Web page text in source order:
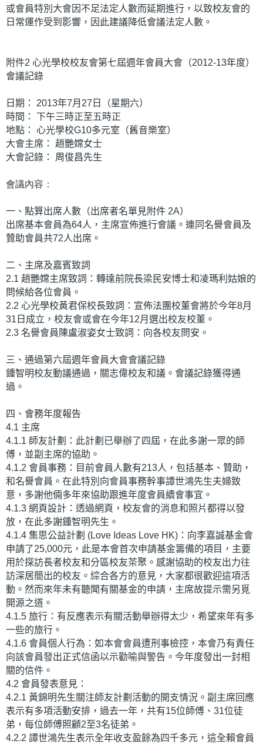
或會員特別大會因不足法定人數而延期進行，以致校友會的
日常運作受到影響，因此建議降低會議法定人數。
附件2 心光學校校友會第七屆週年會員大會（2012-13年度）
會議記錄
日期： 2013年7月27日（星期六）
時間： 下午三時正至五時正
地點： 心光學校G10多元室（舊音樂室）
大會主席： 趙艷嫦女士
大會記錄： 周俊昌先生
會議內容：
一、點算出席人數（出席者名單見附件 2A）
出席基本會員為64人，主席宣佈進行會議。連同名譽會員及
贊助會員共72人出席。
二、主席及嘉賓致詞
2.1 趙艷嫦主席致詞：轉達前院長梁民安博士和凌瑪利姑娘的
問候給各位會員。
2.2 心光學校黃君保校長致詞：宣佈法團校董會將於今年8月
31日成立，校友會或會在今年12月選出校友校董。
2.3 名譽會員陳盧淑姿女士致詞：向各校友問安。
三、通過第六屆週年會員大會會議記錄
鍾智明校友動議通過，關志偉校友和議。會議記錄獲得通
過。
四、會務年度報告
4.1 主席
4.1.1 師友計劃：此計劃已舉辦了四屆，在此多謝一眾的師
傅，並副主席的協助。
4.1.2 會員事務：目前會員人數有213人，包括基本、贊助，
和名譽會員。在此特別向會員事務幹事譚世鴻先生夫婦致
意，多謝他倆多年來協助跟進年度會員續會事宜。
4.1.3 網頁設計：透過網頁，校友會的消息和照片都得以發
放，在此多謝鍾智明先生。
4.1.4 集思公益計劃 (Love Ideas Love HK)：向李嘉誠基金會
申請了25,000元，此是本會首次申請基金籌備的項目，主要
用於探訪長者校友和分區校友茶聚。感謝協助的校友出力往
訪深居簡出的校友。綜合各方的意見，大家都很歡迎這項活
動。然而來年未有聽聞有關基金的申請，主席故提示需另覓
開源之道。
4.1.5 旅行：有反應表示有關活動舉辦得太少，希望來年有多
一些的旅行。
4.1.6 會員個人行為：如本會會員遭刑事檢控，本會乃有責任
向該會員發出正式信函以示勸喻與警告。今年度發出一封相
關的信件。
4.2 會員發表意見：
4.2.1 黃錦明先生關注師友計劃活動的開支情況。副主席回應
表示有多項活動安排，過去一年，共有15位師傅、31位徒
弟，每位師傅照顧2至3名徒弟。
4.2.2 譚世鴻先生表示全年收支盈餘為四千多元，這全賴會員